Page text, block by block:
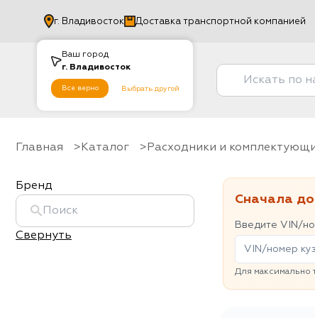
Ваш город
г. Владивосток
Все верно Выбрать другой
г. Владивосток Доставка транспортной компанией
Главная Каталог Расходники и
Бренд
Свернуть
Сначала
Введите VIN/
Для максимально